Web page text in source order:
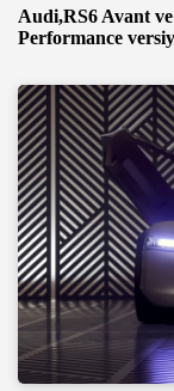
Audi,RS6 Avant
Performance